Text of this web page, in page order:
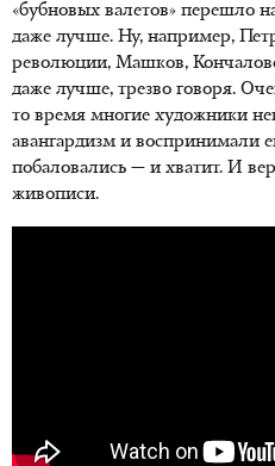
«бубновых валетов» перешло
даже лучше. Ну, например,
революции, Машков,
даже лучше, трезво говоря.
то время многие художники
авангардизм и воспринимали
побаловались — и хватит. И
живописи.